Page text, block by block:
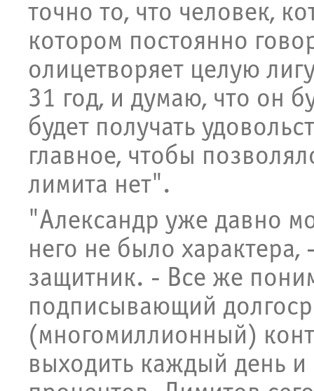
точно то, что человек,
котором постоянно
олицетворяет целую
31 год, и думаю, что он
будет получать
главное, чтобы
лимита нет".
"Александр уже давно
него не было
защитник. - Все же
подписывающий
(многомиллионный)
выходить каждый день и